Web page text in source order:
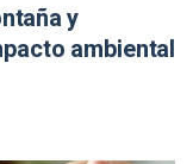
y
ambiental